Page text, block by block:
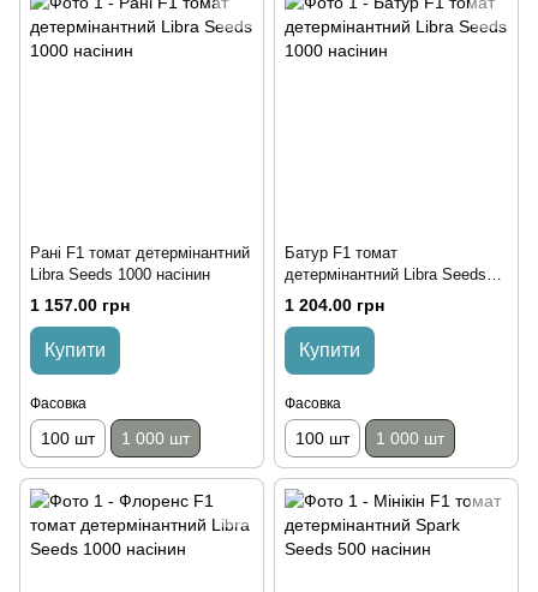
Рані F1 томат детермінантний
Libra Seeds 1000 насінин
1 157.00 грн
Купити
Фасовка
100 шт 1 000 шт
Батур F1 томат
детермінантний Libra Seeds
1000 насінин
1 204.00 грн
Купити
Фасовка
100 шт 1 000 шт